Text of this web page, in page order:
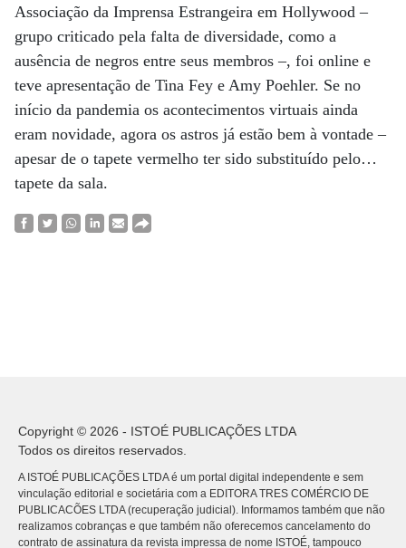
Associação da Imprensa Estrangeira em Hollywood –
grupo criticado pela falta de diversidade, como a
ausência de negros entre seus membros –, foi online e
teve apresentação de Tina Fey e Amy Poehler. Se no
início da pandemia os acontecimentos virtuais ainda
eram novidade, agora os astros já estão bem à vontade –
apesar de o tapete vermelho ter sido substituído pelo…
tapete da sala.
Copyright © 2026 - ISTOÉ PUBLICAÇÕES LTDA
Todos os direitos reservados.
A ISTOÉ PUBLICAÇÕES LTDA é um portal digital independente e sem
vinculação editorial e societária com a EDITORA TRES COMÉRCIO DE
PUBLICACÕES LTDA (recuperação judicial). Informamos também que não
realizamos cobranças e que também não oferecemos cancelamento do
contrato de assinatura da revista impressa de nome ISTOÉ, tampouco